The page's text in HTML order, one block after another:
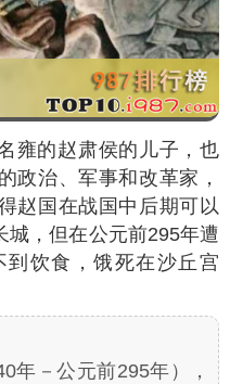
雍的赵肃侯的儿子，也
政治、军事和改革家，
赵国在战国中后期可以
城，但在公元前295年遭
饮食，饿死在沙丘宫
年－公元前295年），